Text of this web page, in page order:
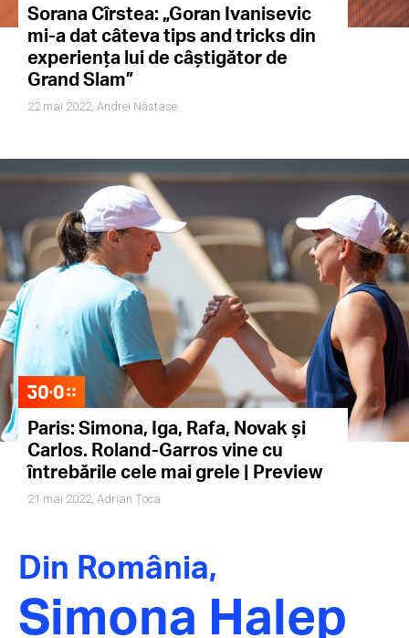
Sorana Cîrstea: „Goran Ivanisevic
mi-a dat câteva tips and tricks din
experiența lui de câștigător de
Grand Slam”
22 mai 2022, Andrei Năstase
Paris: Simona, Iga, Rafa, Novak și
Carlos. Roland-Garros vine cu
întrebările cele mai grele | Preview
21 mai 2022, Adrian Țoca
Din România,
Simona Halep